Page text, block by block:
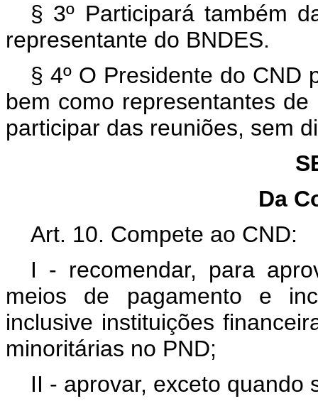
§ 3º Participará também
representante do BNDES.
§ 4º O Presidente do CND
bem como representantes
participar das reuniões, sem
Da
Art. 10. Compete ao CND:
I - recomendar, para
meios de pagamento e
inclusive instituições
minoritárias no PND;
II - aprovar, exceto quando